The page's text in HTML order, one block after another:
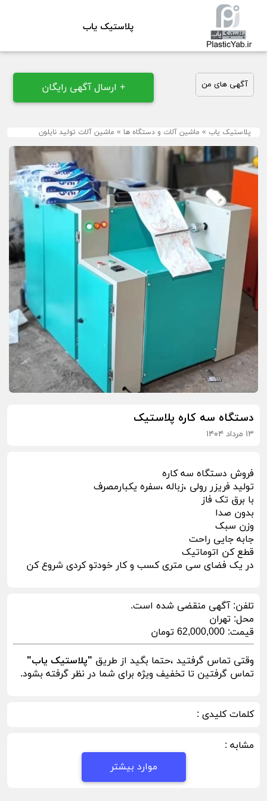
پلاستیک یاب
آگهی های من + ارسال آگهی رایگان
پلاستیک یاب » ماشین آلات و دستگاه ها » ماشین آلات تولید نایلون
دستگاه سه کاره پلاستیک
۱۳ مرداد ۱۴۰۴
فروش دستگاه سه کاره
تولید فریزر رولی ،زباله ،سفره یکبارمصرف
با برق تک فاز
بدون صدا
وزن سبک
جابه جایی راحت
قطع کن اتوماتیک
در یک فضای سی متری کسب و کار خودتو کردی شروع کن
تلفن:آگهی منقضی شده است.
محل: تهران
قیمت: 62,000,000 تومان
وقتی تماس گرفتید ،حتما بگید از طریق "پلاستیک یاب"
تماس گرفتین تا تخفیف ویژه برای شما در نظر گرفته بشود.
کلمات کلیدی :
مشابه :
موارد بیشتر